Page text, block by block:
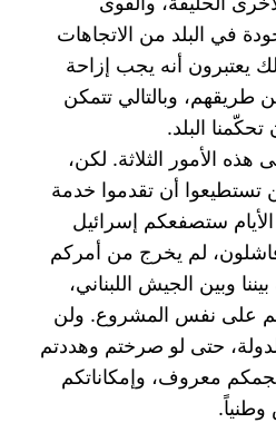
في البلد من الاتجاهات
يعتبرون أنه يجب إزاحة
‏طريقهم، وبالتالي تتمكن
البلد.‏
هذه الأمور الثلاثة. لكن،
تستطيعوا أن تقدموا خدمة
ستصفعكم إسرائيل
لم يخرج من أمركم
وبين الجيش اللبناني،
وهم على نفس المشروع. ولن
حتى لو صرختم وهددتم
معروف، وإمكاناتكم